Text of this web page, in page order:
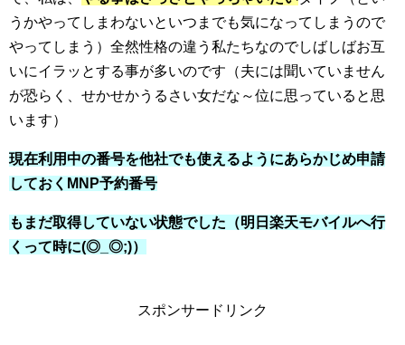
うかやってしまわないといつまでも気になってしまうので
やってしまう）全然性格の違う私たちなのでしばしばお互
いにイラッとする事が多いのです（夫には聞いていません
が恐らく、せかせかうるさい女だな～位に思っていると思
います）
現在利用中の番号を他社でも使えるようにあらかじめ申請
しておくMNP予約番号
もまだ取得していない状態でした（明日楽天モバイルへ行
くって時に(◎_◎;)）
スポンサードリンク